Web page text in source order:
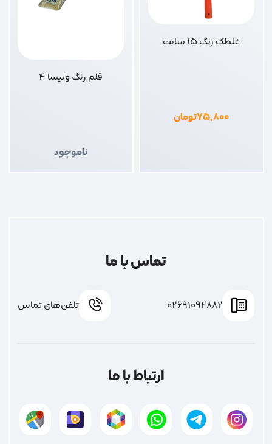
غلطک رنگ 15 سانت
۷۵,۸۰۰تومان
قلم رنگ ونیسا 4
ناموجود
تماس با ما
02691092882 تلفن‌های تماس
ارتباط با ما